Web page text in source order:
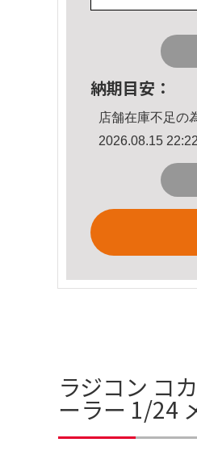
納期目安：
店舗在庫不足の
2026.08.15
ラジコン コ
ーラー 1/24